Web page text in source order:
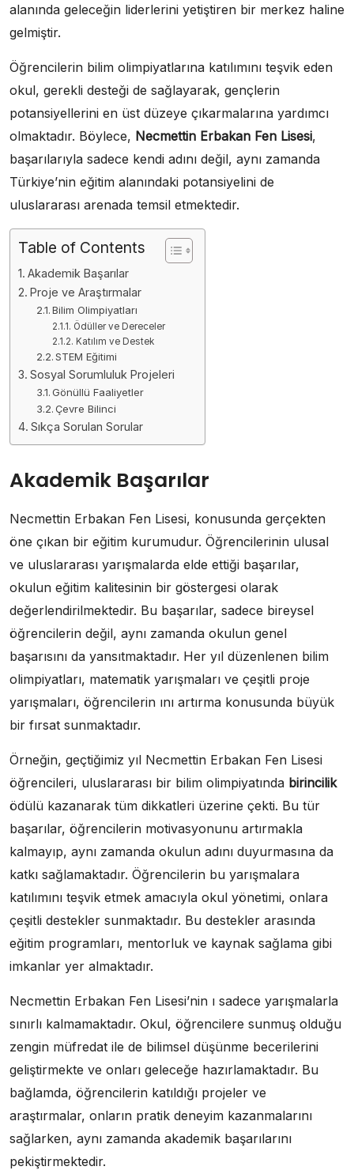
alanında geleceğin liderlerini yetiştiren bir merkez haline
gelmiştir.
Öğrencilerin bilim olimpiyatlarına katılımını teşvik eden
okul, gerekli desteği de sağlayarak, gençlerin
potansiyellerini en üst düzeye çıkarmalarına yardımcı
olmaktadır. Böylece, Necmettin Erbakan Fen Lisesi,
başarılarıyla sadece kendi adını değil, aynı zamanda
Türkiye’nin eğitim alanındaki potansiyelini de
uluslararası arenada temsil etmektedir.
Table of Contents
Akademik Başarılar
Proje ve Araştırmalar
Bilim Olimpiyatları
Ödüller ve Dereceler
Katılım ve Destek
STEM Eğitimi
Sosyal Sorumluluk Projeleri
Gönüllü Faaliyetler
Çevre Bilinci
Sıkça Sorulan Sorular
Akademik Başarılar
Necmettin Erbakan Fen Lisesi, konusunda gerçekten
öne çıkan bir eğitim kurumudur. Öğrencilerinin ulusal
ve uluslararası yarışmalarda elde ettiği başarılar,
okulun eğitim kalitesinin bir göstergesi olarak
değerlendirilmektedir. Bu başarılar, sadece bireysel
öğrencilerin değil, aynı zamanda okulun genel
başarısını da yansıtmaktadır. Her yıl düzenlenen bilim
olimpiyatları, matematik yarışmaları ve çeşitli proje
yarışmaları, öğrencilerin ını artırma konusunda büyük
bir fırsat sunmaktadır.
Örneğin, geçtiğimiz yıl Necmettin Erbakan Fen Lisesi
öğrencileri, uluslararası bir bilim olimpiyatında birincilik
ödülü kazanarak tüm dikkatleri üzerine çekti. Bu tür
başarılar, öğrencilerin motivasyonunu artırmakla
kalmayıp, aynı zamanda okulun adını duyurmasına da
katkı sağlamaktadır. Öğrencilerin bu yarışmalara
katılımını teşvik etmek amacıyla okul yönetimi, onlara
çeşitli destekler sunmaktadır. Bu destekler arasında
eğitim programları, mentorluk ve kaynak sağlama gibi
imkanlar yer almaktadır.
Necmettin Erbakan Fen Lisesi’nin ı sadece yarışmalarla
sınırlı kalmamaktadır. Okul, öğrencilere sunmuş olduğu
zengin müfredat ile de bilimsel düşünme becerilerini
geliştirmekte ve onları geleceğe hazırlamaktadır. Bu
bağlamda, öğrencilerin katıldığı projeler ve
araştırmalar, onların pratik deneyim kazanmalarını
sağlarken, aynı zamanda akademik başarılarını
pekiştirmektedir.